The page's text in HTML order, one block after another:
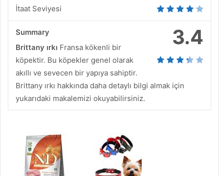
İtaat Seviyesi
3.4
Summary
Brittany ırkı Fransa kökenli bir
köpektir. Bu köpekler genel olarak
akıllı ve sevecen bir yapıya sahiptir.
Brittany ırkı hakkında daha detaylı bilgi almak için
yukarıdaki makalemizi okuyabilirsiniz.